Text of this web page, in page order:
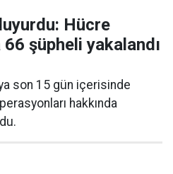
Hücre
şüpheli yakalandı
son 15 gün içerisinde
hakkında